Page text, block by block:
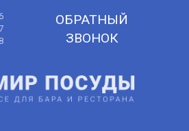
ОБРАТНЫЙ
ЗВОНОК